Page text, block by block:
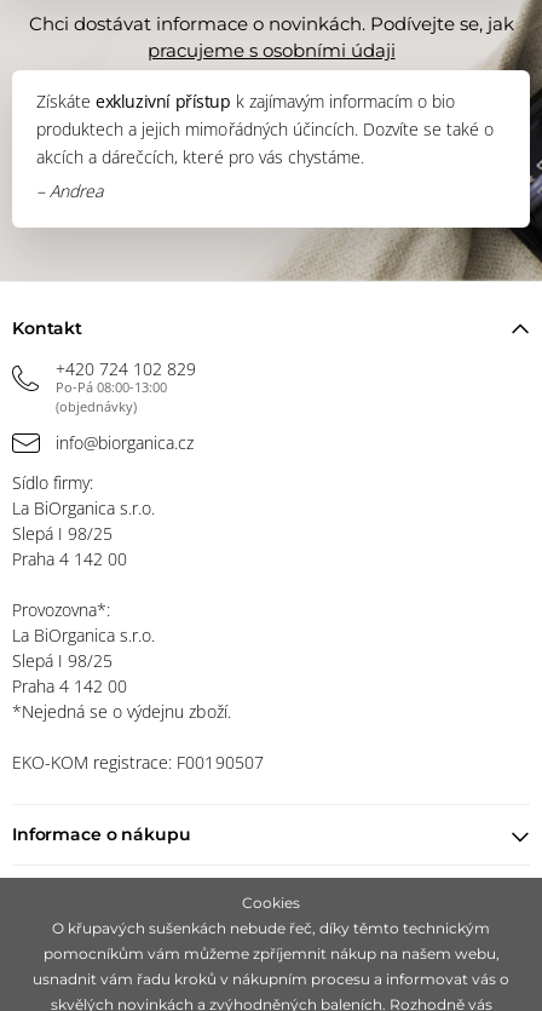
Chci dostávat informace o novinkách. Podívejte se, jak
pracujeme s osobními údaji
Získáteexkluzivní přístup k zajímavým informacím o bio
produktech a jejich mimořádných účincích. Dozvíte se také o
akcích a dárečcích, které pro vás chystáme.
– Andrea
Kontakt
+420 724 102 829
Po-Pá 08:00-13:00
(objednávky)
info@biorganica.cz
Sídlo firmy:
La BiOrganica s.r.o.
Slepá I 98/25
Praha 4 142 00
Provozovna*:
La BiOrganica s.r.o.
Slepá I 98/25
Praha 4 142 00
*Nejedná se o výdejnu zboží.
EKO-KOM registrace: F00190507
Informace o nákupu
Zůstaňte s námi v kontaktu
Cookies
O křupavých sušenkách nebude řeč, díky těmto technickým
pomocníkům vám můžeme zpříjemnit nákup na našem webu,
usnadnit vám řadu kroků v nákupním procesu a informovat vás o
skvělých novinkách a zvýhodněných baleních. Rozhodně vás